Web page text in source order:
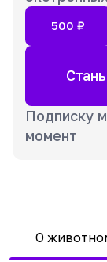
500 ₽
Подписку
момент
О